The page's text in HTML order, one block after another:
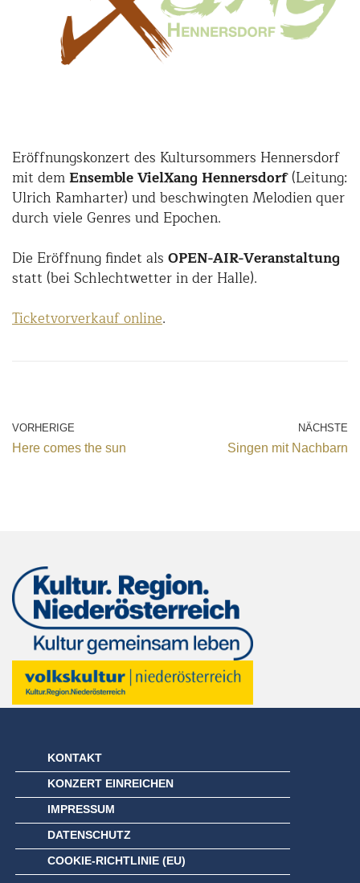
Eröffnungskonzert des Kultursommers Hennersdorf
mit demEnsemble VielXang Hennersdorf(Leitung:
Ulrich Ramharter) und beschwingten Melodien quer
durch viele Genres und Epochen.
Die Eröffnung findet als OPEN-AIR-Veranstaltung
statt (bei Schlechtwetter in der Halle).
Ticketvorverkauf online.
VORHERIGE
Here comes the sun
NÄCHSTE
Singen mit Nachbarn
KONTAKT
KONZERT EINREICHEN
IMPRESSUM
DATENSCHUTZ
COOKIE-RICHTLINIE (EU)